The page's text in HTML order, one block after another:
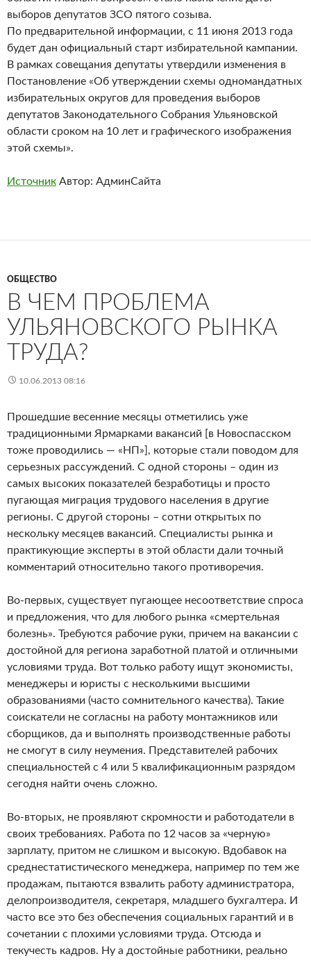
выборов депутатов ЗСО пятого созыва.
По предварительной информации, с 11 июня 2013 года
будет дан официальный старт избирательной кампании.
В рамках совещания депутаты утвердили изменения в
Постановление «Об утверждении схемы одномандатных
избирательных округов для проведения выборов
депутатов Законодательного Собрания Ульяновской
области сроком на 10 лет и графического изображения
этой схемы».
Источник Автор: АдминСайта
ОБЩЕСТВО
В ЧЕМ ПРОБЛЕМА
УЛЬЯНОВСКОГО РЫНКА
ТРУДА?
10.06.2013 08:16
Прошедшие весенние месяцы отметились уже
традиционными Ярмарками вакансий [в Новоспасском
тоже проводились — «НП»], которые стали поводом для
серьезных рассуждений. С одной стороны – один из
самых высоких показателей безработицы и просто
пугающая миграция трудового населения в другие
регионы. С другой стороны – сотни открытых по
нескольку месяцев вакансий. Специалисты рынка и
практикующие эксперты в этой области дали точный
комментарий относительно такого противоречия.
Во-первых, существует пугающее несоответствие спроса
и предложения, что для любого рынка «смертельная
болезнь». Требуются рабочие руки, причем на вакансии с
достойной для региона заработной платой и отличными
условиями труда. Вот только работу ищут экономисты,
менеджеры и юристы с несколькими высшими
образованиями (часто сомнительного качества). Такие
соискатели не согласны на работу монтажников или
сборщиков, да и выполнять производственные работы
не смогут в силу неумения. Представителей рабочих
специальностей с 4 или 5 квалификационным разрядом
сегодня найти очень сложно.
Во-вторых, не проявляют скромности и работодатели в
своих требованиях. Работа по 12 часов за «черную»
зарплату, притом не слишком и высокую. Вдобавок на
среднестатистического менеджера, например по тем же
продажам, пытаются взвалить работу администратора,
делопроизводителя, секретаря, младшего бухгалтера. И
часто все это без обеспечения социальных гарантий и в
сочетании с плохими условиями труда. Отсюда и
текучесть кадров. Ну а достойные работники, реально